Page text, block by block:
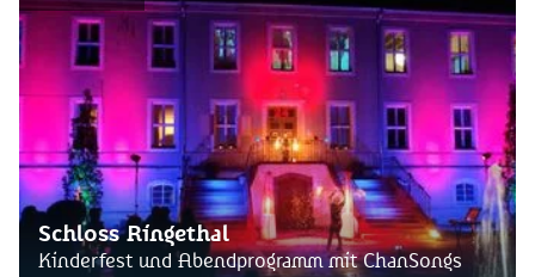
Schloss Ringethal
Kinderfest und Abendprogramm mit ChanSongs